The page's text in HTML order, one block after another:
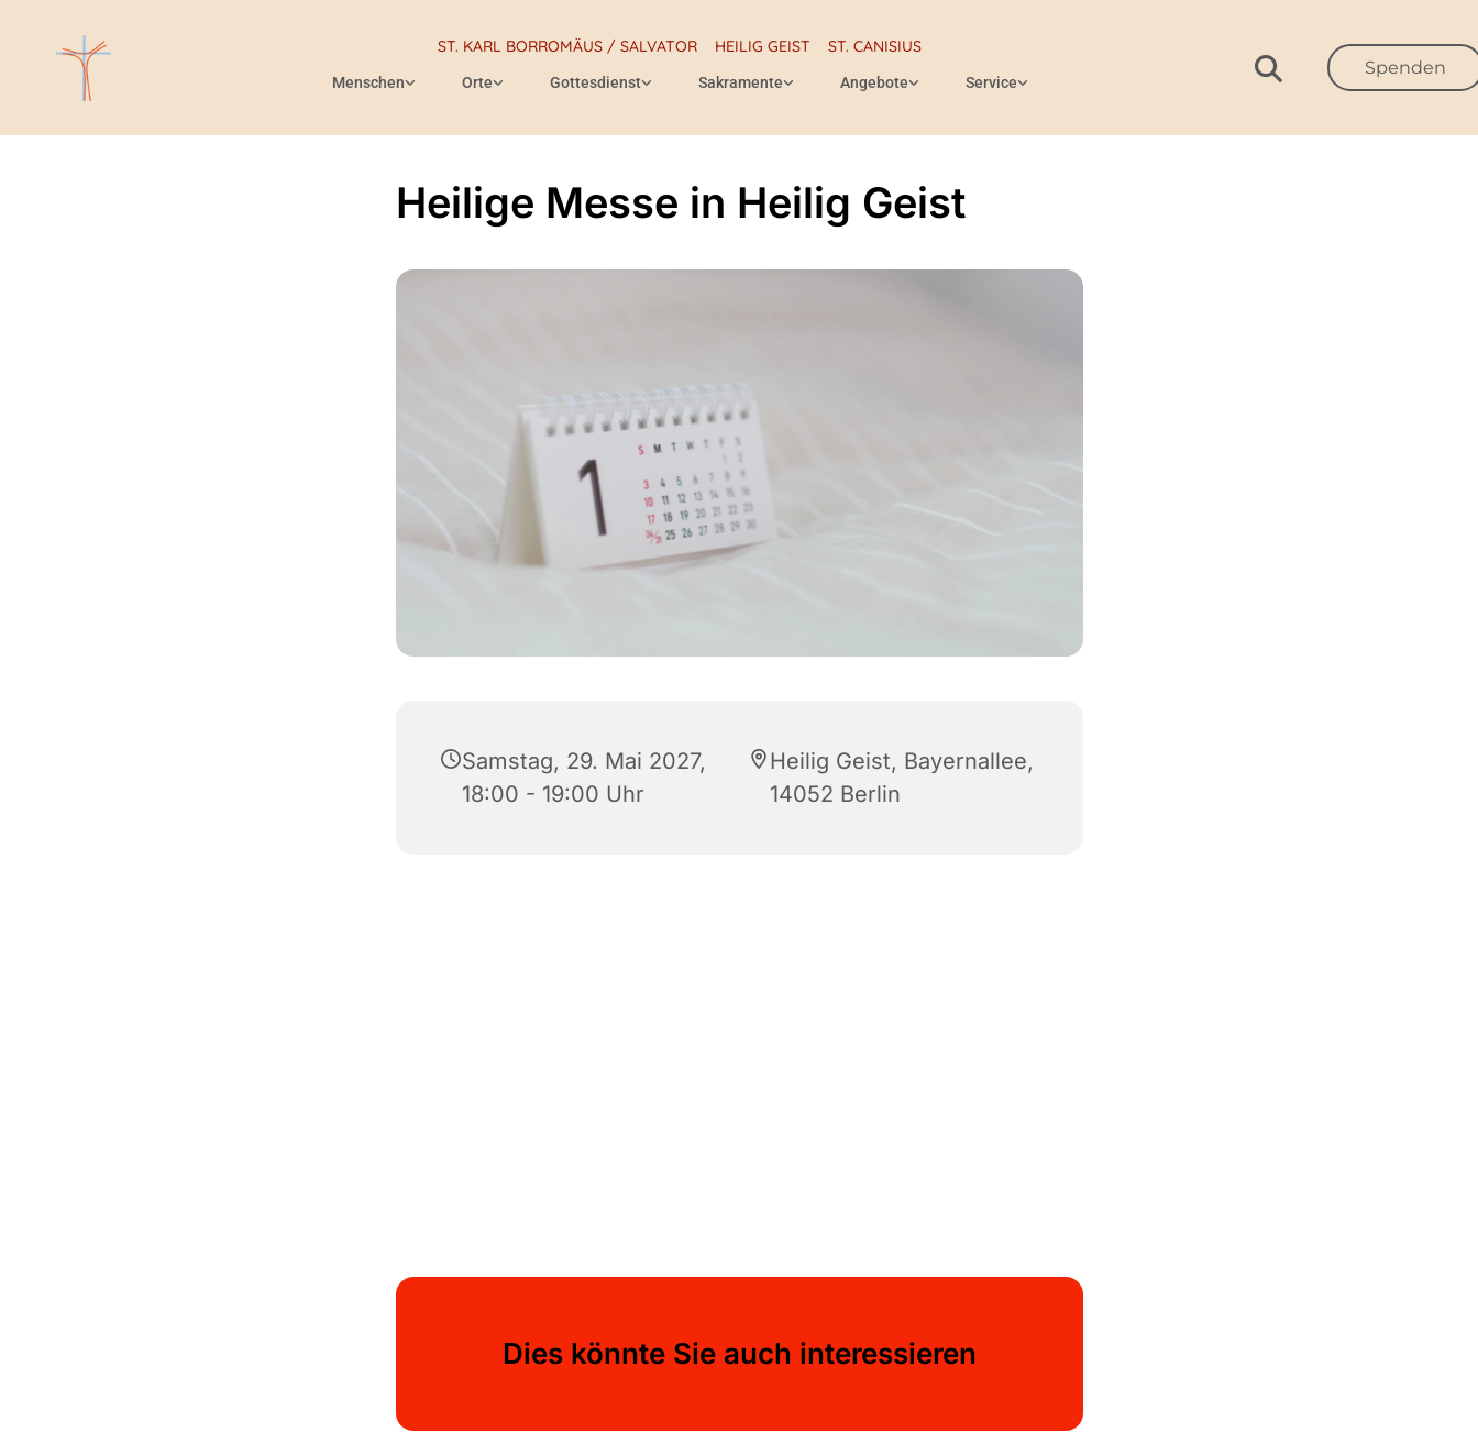
ST. KARL BORROMÄUS / SALVATOR HEILIG GEIST ST. CANISIUS
Menschen Orte Gottesdienst Sakramente Angebote Service
Spenden
Heilige Messe in Heilig Geist
Samstag, 29. Mai 2027,
18:00 - 19:00 Uhr
Heilig Geist, Bayernallee,
14052 Berlin
Dies könnte Sie auch interessieren